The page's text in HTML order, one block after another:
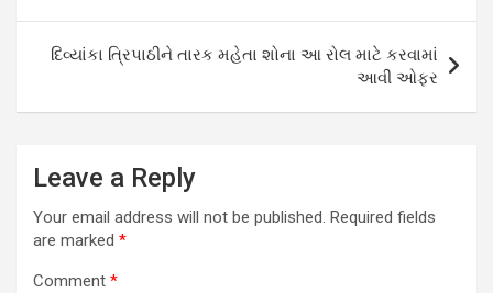
દિવ્યાંકા ત્રિપાઠીને તારક મહેતા શોના આ રોલ માટે કરવામાં
આવી ઓફર
Leave a Reply
Your email address will not be published. Required fields
are marked *
Comment *